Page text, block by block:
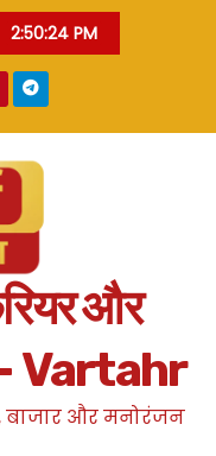
2:50:25 PM
और
- Vartahr
बाजार और मनोरंजन